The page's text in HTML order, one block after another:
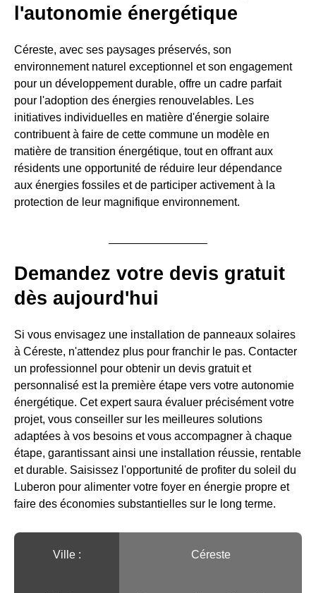
l'autonomie énergétique
Céreste, avec ses paysages préservés, son
environnement naturel exceptionnel et son engagement
pour un développement durable, offre un cadre parfait
pour l'adoption des énergies renouvelables. Les
initiatives individuelles en matière d'énergie solaire
contribuent à faire de cette commune un modèle en
matière de transition énergétique, tout en offrant aux
résidents une opportunité de réduire leur dépendance
aux énergies fossiles et de participer activement à la
protection de leur magnifique environnement.
Demandez votre devis gratuit
dès aujourd'hui
Si vous envisagez une installation de panneaux solaires
à Céreste, n'attendez plus pour franchir le pas. Contacter
un professionnel pour obtenir un devis gratuit et
personnalisé est la première étape vers votre autonomie
énergétique. Cet expert saura évaluer précisément votre
projet, vous conseiller sur les meilleures solutions
adaptées à vos besoins et vous accompagner à chaque
étape, garantissant ainsi une installation réussie, rentable
et durable. Saisissez l'opportunité de profiter du soleil du
Luberon pour alimenter votre foyer en énergie propre et
faire des économies substantielles sur le long terme.
Ville :️ Céreste